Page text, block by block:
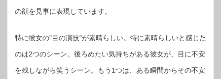
の顔を見事に表現しています。
特に彼女の"目の演技"が素晴らしい。特に素晴らしいと感じた
のは2つのシーン。後ろめたい気持ちがある彼女が、目に不安
を残しながら笑うシーン。もう1つは、ある瞬間からその不安